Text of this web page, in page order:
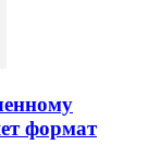
формат